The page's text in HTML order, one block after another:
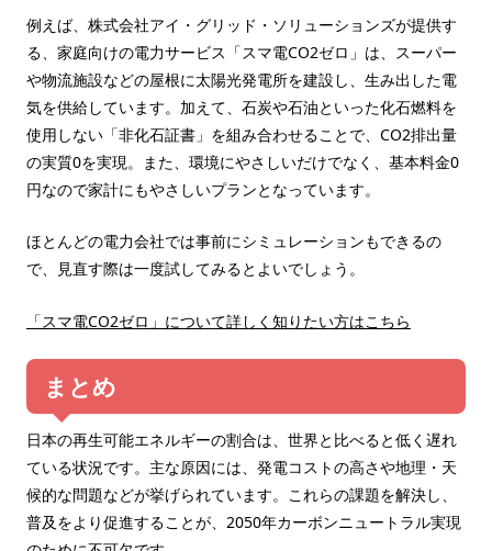
例えば、株式会社アイ・グリッド・ソリューションズが提供す
る、家庭向けの電力サービス「スマ電CO2ゼロ」は、スーパー
や物流施設などの屋根に太陽光発電所を建設し、生み出した電
気を供給しています。加えて、石炭や石油といった化石燃料を
使用しない「非化石証書」を組み合わせることで、CO2排出量
の実質0を実現。また、環境にやさしいだけでなく、基本料金0
円なので家計にもやさしいプランとなっています。
ほとんどの電力会社では事前にシミュレーションもできるの
で、見直す際は一度試してみるとよいでしょう。
「スマ電CO2ゼロ」について詳しく知りたい方はこちら
まとめ
日本の再生可能エネルギーの割合は、世界と比べると低く遅れ
ている状況です。主な原因には、発電コストの高さや地理・天
候的な問題などが挙げられています。これらの課題を解決し、
普及をより促進することが、2050年カーボンニュートラル実現